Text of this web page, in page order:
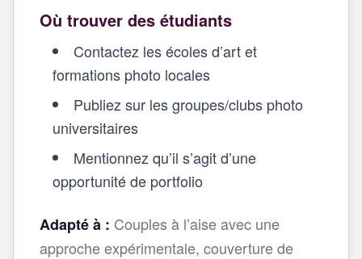
Où trouver des étudiants
Contactez les écoles d’art et
formations photo locales
Publiez sur les groupes/clubs photo
universitaires
Mentionnez qu’il s’agit d’une
opportunité de portfolio
Adapté à : Couples à l’aise avec une
approche expérimentale, couverture de